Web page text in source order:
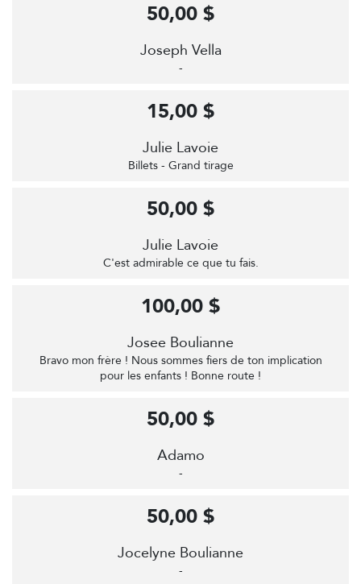
Joseph Vella
-
50,00 $
Julie Lavoie
Billets - Grand tirage
15,00 $
Julie Lavoie
C'est admirable ce que tu fais.
50,00 $
Josee Boulianne
Bravo mon frère ! Nous sommes fiers de ton implication
pour les enfants ! Bonne route !
100,00 $
Adamo
-
50,00 $
Jocelyne Boulianne
-
50,00 $